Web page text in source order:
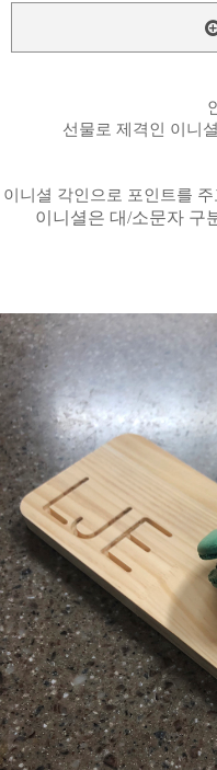
선물로 제격인 이니
이니셜 각인으로 포인트를
이니셜은 대/소문자 구